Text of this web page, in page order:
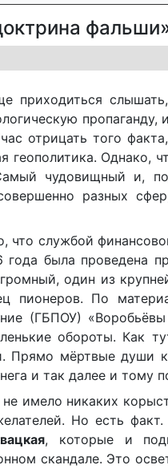
приходиться
отрицать того
геополитика. Однако,
чудовищный и,
разных
что службой
года была проведена
один из
пионеров. По
(ГБПОУ)
обороты. Как
Прямо мёртвые души
и так далее и тому
имело никаких
Но есть
, которые и
скандале. Это